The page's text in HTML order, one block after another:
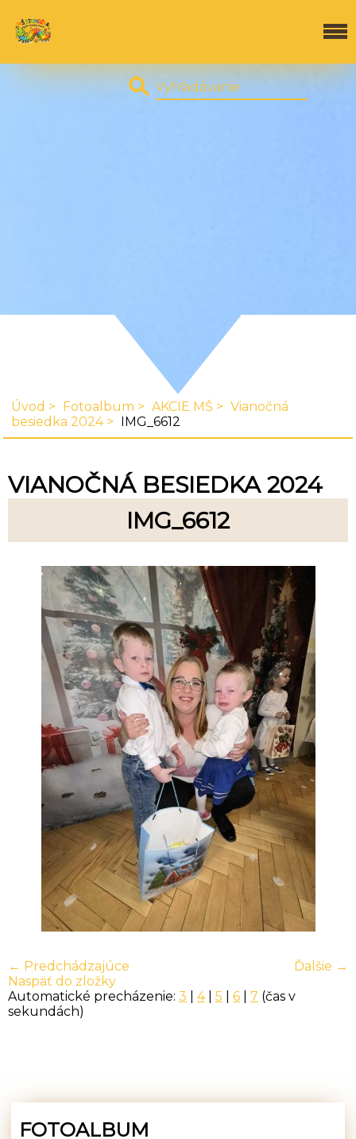
Úvod Fotoalbum AKCIE MŠ
Vianočná
besiedka 2024
IMG_6612
VIANOČNÁ BESIEDKA 2024
IMG_6612
← Predchádzajúce
Ďalšie →
Naspäť do zložky
Automatické precházenie: 3 4| 5 6 7 (čas v
sekundách)
FOTOALBUM